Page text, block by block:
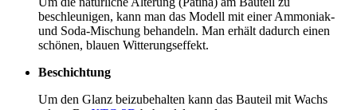
beschleunigen, kann man das Modell mit einer Ammoniak-
und Soda-Mischung behandeln. Man erhält dadurch einen
schönen, blauen Witterungseffekt.
Beschichtung
Um den Glanz beizubehalten kann das Bauteil mit Wachs